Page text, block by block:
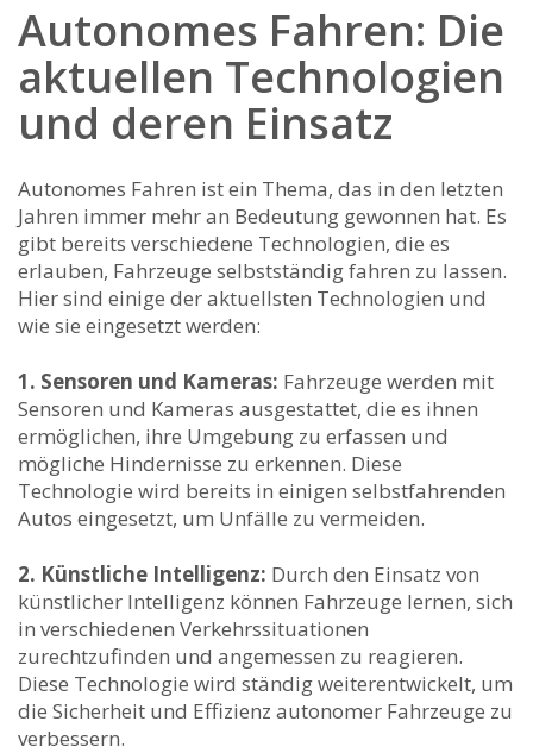
Autonomes Fahren: Die
aktuellen Technologien
und deren Einsatz
Autonomes ⁤Fahren ist ⁤ein‍ Thema, das in den ⁣letzten
Jahren immer mehr ‌an Bedeutung gewonnen hat. Es
gibt bereits verschiedene Technologien, die es‌
erlauben, Fahrzeuge selbstständig fahren zu lassen.
Hier sind einige der aktuellsten Technologien ‌und
wie sie eingesetzt werden:
1. Sensoren und Kameras: Fahrzeuge werden mit
Sensoren und Kameras ausgestattet, die‍ es ihnen
ermöglichen, ihre Umgebung zu erfassen und
mögliche Hindernisse zu erkennen. Diese
Technologie wird bereits in einigen selbstfahrenden
Autos eingesetzt, um Unfälle zu vermeiden.
2. Künstliche Intelligenz: Durch den Einsatz von
künstlicher Intelligenz können Fahrzeuge lernen, sich
in verschiedenen Verkehrssituationen
‌zurechtzufinden und angemessen zu ⁢reagieren.‍
Diese Technologie wird ständig weiterentwickelt, um​
die Sicherheit⁤ und Effizienz autonomer Fahrzeuge‍ zu
verbessern.